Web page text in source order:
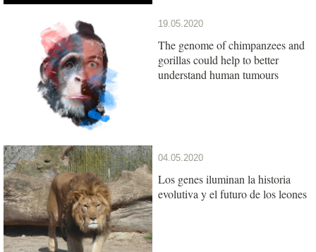
19.05.2020
The genome of chimpanzees and
gorillas could help to better
understand human tumours
04.05.2020
Los genes iluminan la historia
evolutiva y el futuro de los leones